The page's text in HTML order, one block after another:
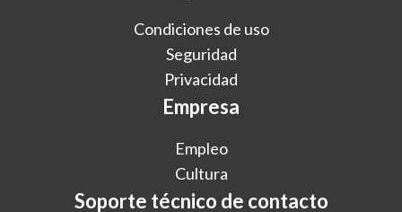
Condiciones de uso
Seguridad
Privacidad
Empresa
Empleo
Cultura
Soporte técnico de contacto